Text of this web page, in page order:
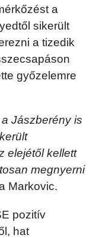
a
sikerült
a tizedik
győzelemre
Jászberény is
elejétől kellett
megnyerni
Markovic.
pozitív
hat